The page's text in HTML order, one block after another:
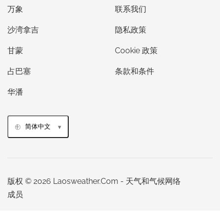
万象
沙湾拿吉
甘蒙
占巴塞
华潘
联系我们
隐私政策
Cookie 政策
条款和条件
简体中文
版权 © 2026 Laosweather.Com - 天气和气候网络
成员